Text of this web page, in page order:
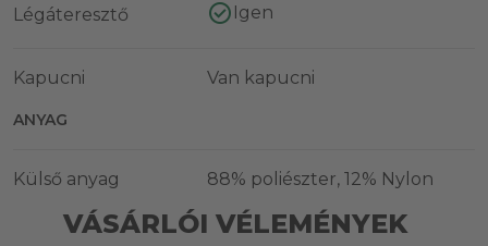
Légáteresztő Igen
Kapucni Van kapucni
ANYAG
Külső anyag 88% poliészter, 12% Nylon
VÁSÁRLÓI VÉLEMÉNYEK